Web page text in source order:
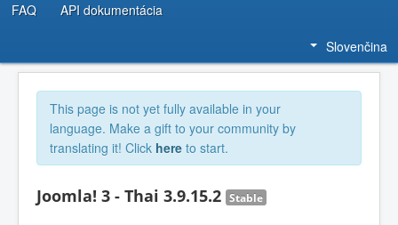
FAQ API dokumentácia
Slovenčina
This page is not yet fully available in your
language. Make a gift to your community by
translating it! Click here to start.
Joomla! 3 - Thai 3.9.15.2 Stable